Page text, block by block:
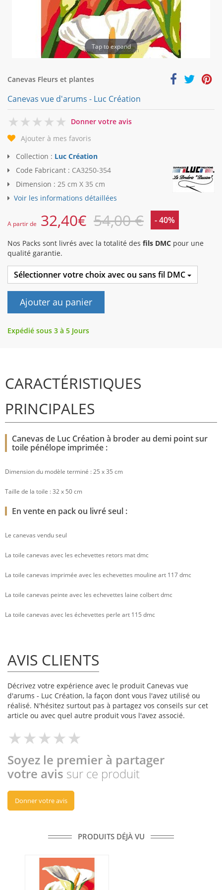
Tap to expand
Canevas Fleurs et plantes
Canevas vue d'arums - Luc Création
0
Donner votre avis
Ajouter à mes favoris
Collection : Luc Création
Code Fabricant : CA3250-354
Dimension : 25 cm X 35 cm
Voir les informations détaillées
A partir de 32,40€ 54,00 € - 40%
Nos Packs sont livrés avec la totalité des fils DMC pour une
qualité garantie.
Sélectionner votre choix avec ou sans fil DMC
Ajouter au panier
Expédié sous 3 à 5 Jours
CARACTÉRISTIQUES
PRINCIPALES
Canevas de Luc Création à broder au demi point sur
toile pénélope imprimée :
Dimension du modèle terminé : 25 x 35 cm
Taille de la toile : 32 x 50 cm
En vente en pack ou livré seul :
Le canevas vendu seul
La toile canevas avec les echevettes retors mat dmc
La toile canevas imprimée avec les echevettes mouline art 117 dmc
La toile canevas peinte avec les echevettes laine colbert dmc
La toile canevas avec les échevettes perle art 115 dmc
AVIS CLIENTS
Décrivez votre expérience avec le produit Canevas vue
d'arums - Luc Création, la façon dont vous l'avez utilisé ou
réalisé. N'hésitez surtout pas à partagez vos conseils sur cet
article ou avec quel autre produit vous l'avez associé.
Soyez le premier à partager
votre avis sur ce produit
Donner votre avis
PRODUITS DÉJÀ VU